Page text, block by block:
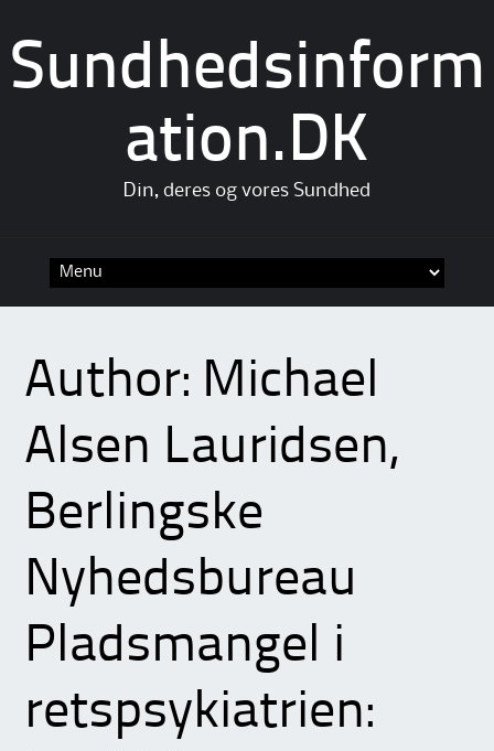
Sundhedsinform
ation.DK
Din, deres og vores Sundhed
Author: Michael
Alsen Lauridsen,
Berlingske
Nyhedsbureau
Pladsmangel i
retspsykiatrien: